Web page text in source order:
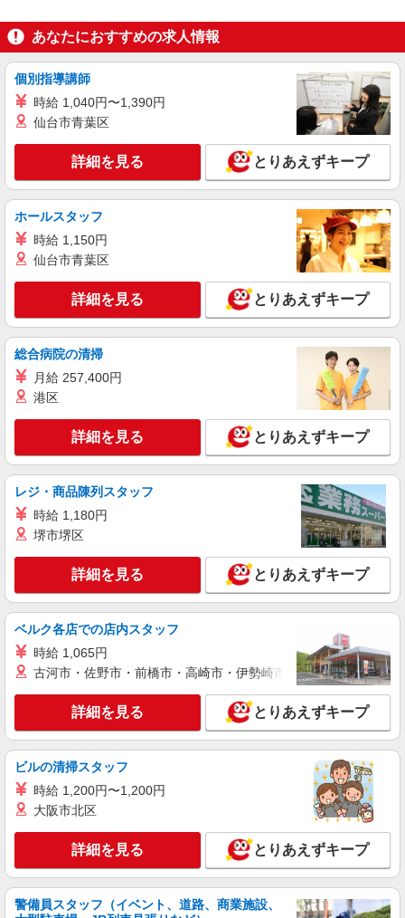
通費全支給(ガソリン代含む)＞
観音寺市内に多数！
キープ 詳細を見る
株式会社kotrio /●OK-H-2021139
<観音寺市>高時給&シフト柔軟でいいとこ取り
♪サ高住の補助STAFF
時給1350円〜2062円 ＜日払い有/週払い有/交
キープ 詳細を見る
株式会社kotrio /●OK-H-1993694
観音寺市⇒需要のある福祉業界で介護デビュー
時給1350円〜2062円 ＜日払い有/週払い有/交
通費全支給(ガソリン代含む)＞
観音寺市内に多数！
キープ 詳細を見る
派遣社員
観音寺市で福祉支援のお仕事！障がい者デイで
実働7h〜/週3〜
時給1450円〜2062円 ＜日払い有/週払い有/交
通費全支給(ガソリン代含む)＞
キープ 詳細を見る
派遣社員
株式会社kotrio /●OK-H-2021168
＜観音寺市＞デイサービスSTAFF募集≪週3勤
務≫≪夕方退社≫
時給1350円〜2062円 ＜日払い有/週払い有/交
観音寺市内に多数！
キープ 詳細を見る
あなたにおすすめの求人情報
個別指導講師
時給 1,040円〜1,390円
仙台市青葉区
詳細を見る とりあえずキープ
ホールスタッフ
時給 1,150円
仙台市青葉区
詳細を見る とりあえずキープ
総合病院の清掃
月給 257,400円
港区
詳細を見る とりあえずキープ
レジ・商品陳列スタッフ
時給 1,180円
堺市堺区
詳細を見る とりあえずキープ
ベルク各店での店内スタッフ
時給 1,065円
古河市・佐野市・前橋市・高崎市・伊勢崎市・太田市・館林市
詳細を見る とりあえずキープ
ビルの清掃スタッフ
時給 1,200円〜1,200円
大阪市北区
詳細を見る とりあえずキープ
警備員スタッフ（イベント、道路、商業施設、